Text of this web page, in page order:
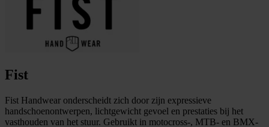
Fist
Fist Handwear onderscheidt zich door zijn expressieve
handschoenontwerpen, lichtgewicht gevoel en prestaties bij het
vasthouden van het stuur. Gebruikt in motocross-, MTB- en BMX-